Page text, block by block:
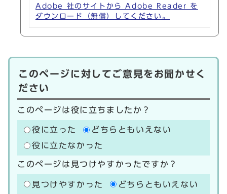
Adobe 社のサイトから Adobe Reader を
ダウンロード（無償）してください。
このページに対してご意見をお聞かせく
ださい
このページは役に立ちましたか？
役に立った
どちらともいえない
役に立たなかった
このページは見つけやすかったですか？
見つけやすかった
どちらともいえない